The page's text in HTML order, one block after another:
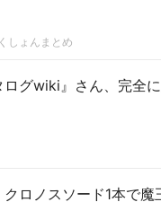
しょんまとめ
ログwiki』さん、完全
クロノスソード1本で